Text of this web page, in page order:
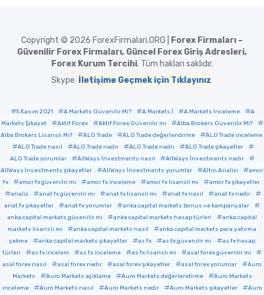
Copyright © 2026 ForexFirmalari.ORG |
Forex Firmaları –
Güvenilir Forex Firmaları, Güncel Forex Giriş Adresleri,
Forex Kurum Tercihi. Tüm hakları saklıdır.
Skype İletişime Geçmek için Tıklayınız
5 Kasım 2021 A Markets Güvenilir Mi? A Markets İ A Markets İnceleme
A
Markets Şikayet
Aktif Forex Aktif Forex Güvenilir mi
Alba Brokers Güvenilir Mi?
Alba Brokers Lisanslı Mı?
ALG Trade ALG Trade değerlendirme
ALG Trade inceleme
ALG Trade nasıl
ALG Trade nedir ALG Trade nedri
ALG Trade şikayetler
ALG Trade yorumlar
AllWays İnvestments nasıl
AllWays İnvestments nedir
AllWays İnvestments şikayetler
AllWays İnvestments yorumlar Altın Analizi
amor
fx
amor fx güvenilir mi amor fx inceleme amor fx lisanslı mı
amor fx şikayetler
analiz
anat fx güvenilir mi anat fx lisanslı mı anat fx nasıl
anat fx nedir
anat fx şikayetler
anat fx yorumlar
anka capital markets bonus ve kampanyalar
anka capital markets güvenilir mi
anka capital markets hesap türleri
anka capital
markets lisanslı mı
anka capital markets nasıl
anka capital markets para yatırma
çekme
anka capital markets şikayetler as fx as fx güvenilir mi
as fx hesap
türleri
as fx incelem as fx inceleme as fx lisanslı mı
asal forex güvenilir mi
asal forex nasıl
asal forex nedir asal forex şikayetler asal forex yorumlar
Auro
Markets
Auro Markets açıklama Auro Markets değerlendirme
Auro Markets
inceleme
Auro Markets nasıl Auro Markets nedir Auro Markets şikayetler
Auro